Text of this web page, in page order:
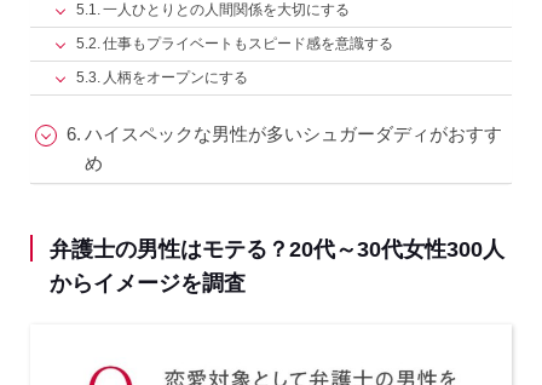
一人ひとりとの人間関係を大切にする
仕事もプライベートもスピード感を意識する
人柄をオープンにする
ハイスペックな男性が多いシュガーダディがおすす
め
弁護士の男性はモテる？20代～30代女性300人
からイメージを調査